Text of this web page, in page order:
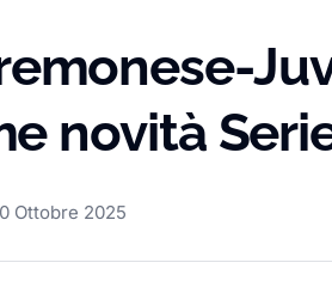
novità
Ottobre 2025